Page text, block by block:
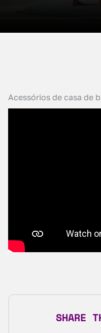
Acessórios de casa de
SHARE